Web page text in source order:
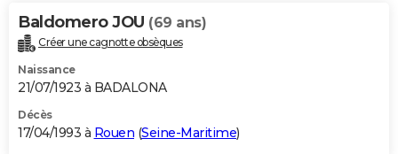
Baldomero JOU (69 ans)
Créer une cagnotte obsèques
Naissance
21/07/1923 à BADALONA
Décès
17/04/1993 à Rouen (Seine-Maritime)